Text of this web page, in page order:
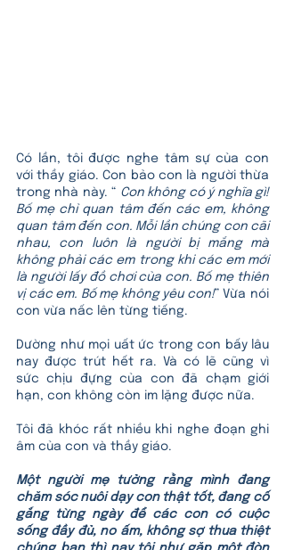
Có lần, tôi được nghe tâm sự của con
với thầy giáo. Con bảo con là người thừa
trong nhà này. “ Con không có ý nghĩa gì!
Bố mẹ chỉ quan tâm đến các em, không
quan tâm đến con. Mỗi lần chúng con cãi
nhau, con luôn là người bị mắng mà
không phải các em trong khi các em mới
là người lấy đồ chơi của con. Bố mẹ thiên
vị các em. Bố mẹ không yêu con!” Vừa nói
con vừa nấc lên từng tiếng.
Dường như mọi uất ức trong con bấy lâu
nay được trút hết ra. Và có lẽ cũng vì
sức chịu đựng của con đã chạm giới
hạn, con không còn im lặng được nữa.
Tôi đã khóc rất nhiều khi nghe đoạn ghi
âm của con và thầy giáo.
Một người mẹ tưởng rằng mình đang
chăm sóc nuôi dạy con thật tốt, đang cố
gắng từng ngày để các con có cuộc
sống đầy đủ, no ấm, không sợ thua thiệt